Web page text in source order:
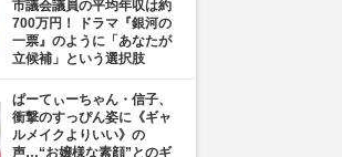
市議会議員の平均年収は約
700万円！ ドラマ『銀河の
一票』のように「あなたが
立候補」という選択肢
ぱーてぃーちゃん・信子、
衝撃のすっぴん姿に《ギャ
ルメイクよりいい》の
声…“お嬢様な素顔”とのギ